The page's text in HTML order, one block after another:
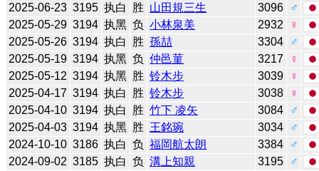
2025-06-23 3195 执白 胜 山田規三生 3096
♂
2025-05-29 3194 执黑 负 小林泉美 2932
♀
2025-05-26 3194 执白 胜 孫喆 3304
♂
2025-05-19 3194 执黑 负 仲邑菫 3217
♀
2025-05-12 3194 执黑 胜 铃木步 3039
♀
2025-04-17 3194 执白 胜 铃木步 3038
♀
2025-04-10 3194 执白 胜 竹下 凌矢 3084
♂
2025-04-03 3194 执黑 胜 王銘琬 3034
♂
2024-10-10 3186 执白 负 福岡航太朗 3384
♂
2024-09-02 3185 执白 负 溝上知親 3195
♂